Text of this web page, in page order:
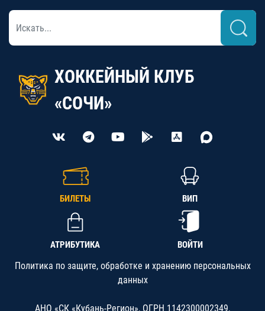
ХОККЕЙНЫЙ КЛУБ
«СОЧИ»
БИЛЕТЫ ВИП
АТРИБУТИКА ВОЙТИ
Политика по защите, обработке и хранению персональных
данных
АНО «СК «Кубань-Регион», ОГРН 1142300002349,